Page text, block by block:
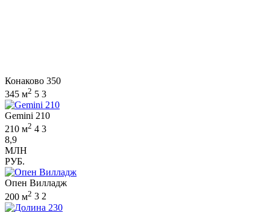
Конаково 350
345 м2 5 3
Gemini 210
210 м2 4 3
8,9
МЛН
РУБ.
Опен Вилладж
200 м2 3 2